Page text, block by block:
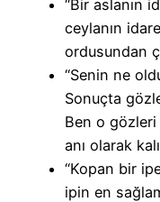
“Bir aslanın
ceylanın
ordusundan
“Senin ne
Sonuçta
Ben o
anı olarak
“Kopan bir
ipin en